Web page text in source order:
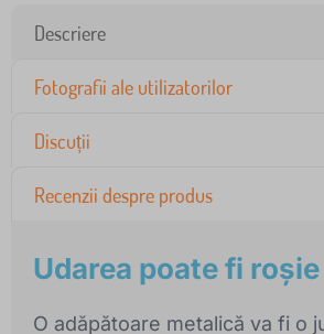
Descriere
Fotografii ale utilizatorilor
Discuții
Recenzii despre produs
Udarea poate fi roșie
O adăpătoare metalică va fi o